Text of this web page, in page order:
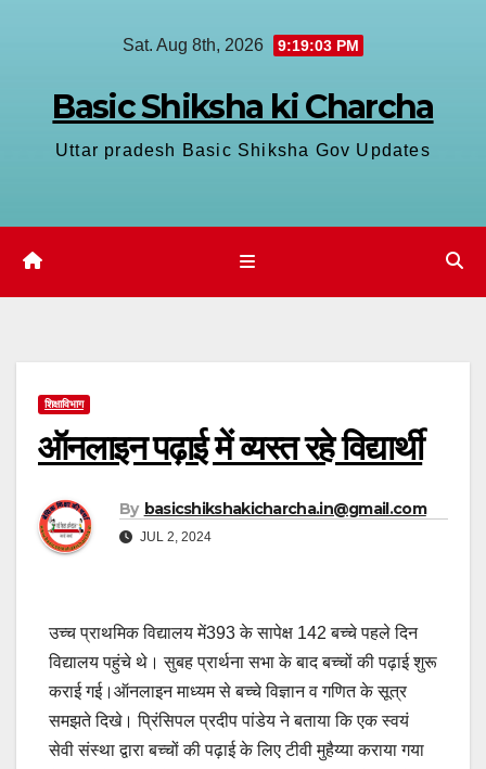
Sat. Aug 8th, 2026 9:19:04 PM
Basic Shiksha ki Charcha
Uttar pradesh Basic Shiksha Gov Updates
शिक्षाविभाग
ऑनलाइन पढ़ाई में व्यस्त रहे विद्यार्थी
By basicshikshakicharcha.in@gmail.com
JUL 2, 2024
उच्च प्राथमिक विद्यालय में393 के सापेक्ष 142 बच्चे पहले दिन
विद्यालय पहुंचे थे। सुबह प्रार्थना सभा के बाद बच्चों की पढ़ाई शुरू
कराई गई।ऑनलाइन माध्यम से बच्चे विज्ञान व गणित के सूत्र
समझते दिखे। प्रिंसिपल प्रदीप पांडेय ने बताया कि एक स्वयं
सेवी संस्था द्वारा बच्चों की पढ़ाई के लिए टीवी मुहैय्या कराया गया